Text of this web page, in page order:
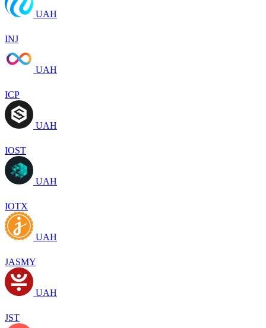
UAH
INJ
UAH
ICP
UAH
IOST
UAH
IOTX
UAH
JASMY
UAH
JST